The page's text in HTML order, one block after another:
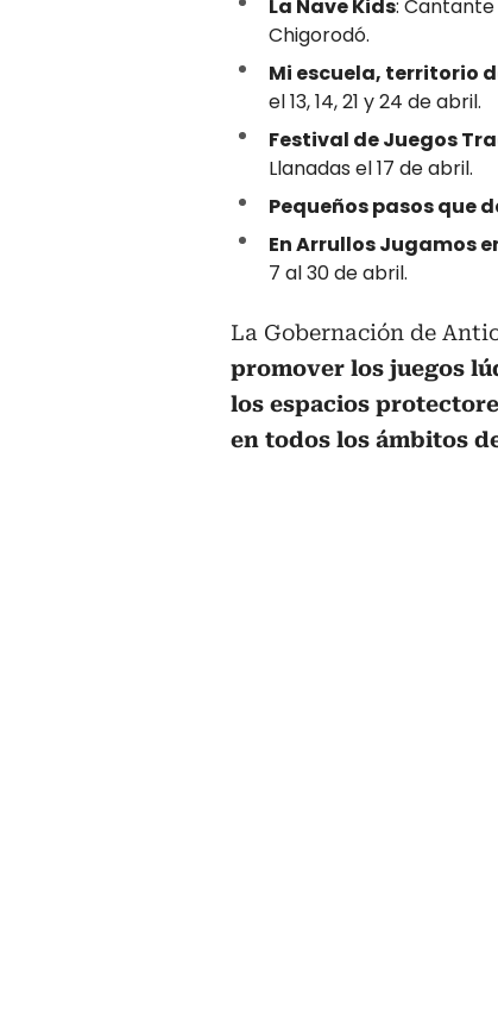
La Nave Kids: Cantante
Chigorodó.
Mi escuela, territorio
el 13, 14, 21 y 24 de abril.
Festival de Juegos
Llanadas el 17 de abril.
Pequeños pasos que
En Arrullos Jugamos
7 al 30 de abril.
La Gobernación de
promover los juegos
los espacios
en todos los ámbitos